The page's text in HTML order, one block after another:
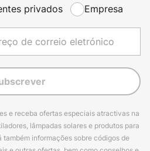
privados Empresa
e receba ofertas especiais atractivas na
lâmpadas solares e produtos para
informações sobre códigos de